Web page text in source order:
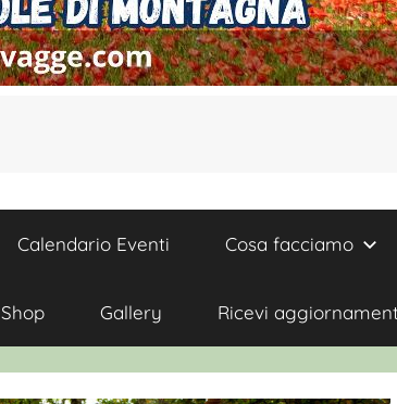
Calendario Eventi Cosa facciamo
Shop Gallery Ricevi